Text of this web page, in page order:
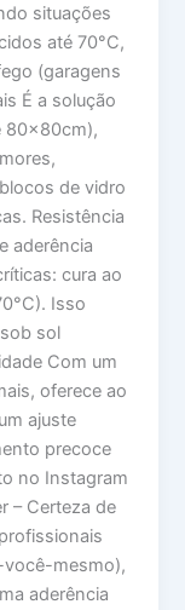
situações
até 70°C,
(garagens
É a solução
80x80cm),
de vidro
Resistência
aderência
cura ao
Isso
sol
Com um
oferece ao
ajuste
precoce
no Instagram
– Certeza de
você-mesmo),
aderência